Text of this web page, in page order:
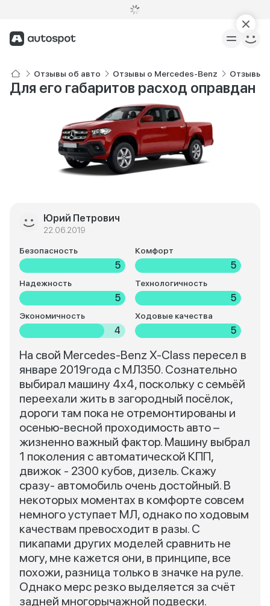
Отзывы об авто Отзывы о Mercedes-Benz Отзывы о
Для его габаритов расход оправдан
Юрий Петрович
22.06.2019
Безопасность
5
Комфорт
5
Надежность
5
Технологичность
5
Экономичность
4
Ходовые качества
5
На свой Mercedes-Benz X-Class пересел в
январе 2019года с МЛ350. Сознательно
выбирал машину 4х4, поскольку с семьёй
переехали жить в загородный посёлок,
дороги там пока не отремонтированы и
осенью-весной проходимость авто –
жизненно важный фактор. Машину выбрал
1 поколения с автоматической КПП,
движок - 2300 кубов, дизель. Скажу
сразу- автомобиль очень достойный. В
некоторых моментах в комфорте совсем
немного уступает МЛ, однако по ходовым
качествам превосходит в разы. С
пикапами других моделей сравнить не
могу, мне кажется они, в принципе, все
похожи, разница только в значке на руле.
Однако мерс резко выделяется за счёт
задней многорычажной подвески.